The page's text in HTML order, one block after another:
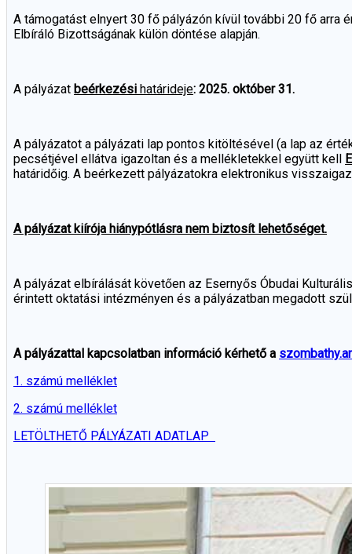
A támogatást elnyert 30 fő pályázón kívül további 20 fő arra
Elbíráló Bizottságának külön döntése alapján.
A pályázat beérkezési határideje: 2025. október 31.
A pályázatot a pályázati lap pontos kitöltésével (a lap az
pecsétjével ellátva igazoltan és a mellékletekkel együtt kell
határidőig. A beérkezett pályázatokra elektronikus
A pályázat kiírója hiánypótlásra nem biztosít lehetőséget.
A pályázat elbírálását követően az Esernyős Óbudai
érintett oktatási intézményen és a pályázatban megadott
A pályázattal kapcsolatban információ kérhető a
1. számú melléklet
2. számú melléklet
LETÖLTHETŐ PÁLYÁZATI ADATLAP